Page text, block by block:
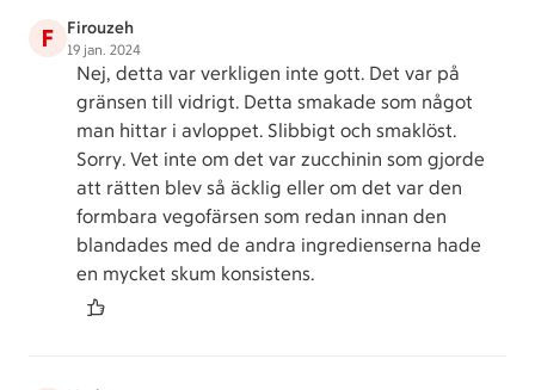
F Firouzeh
19 jan. 2024
Nej, detta var verkligen inte gott. Det var på
gränsen till vidrigt. Detta smakade som något
man hittar i avloppet. Slibbigt och smaklöst.
Sorry. Vet inte om det var zucchinin som gjorde
att rätten blev så äcklig eller om det var den
formbara vegofärsen som redan innan den
blandades med de andra ingredienserna hade
en mycket skum konsistens.